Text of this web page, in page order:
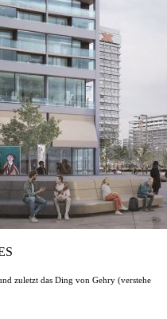
zuletzt das Ding von Gehry (verstehe